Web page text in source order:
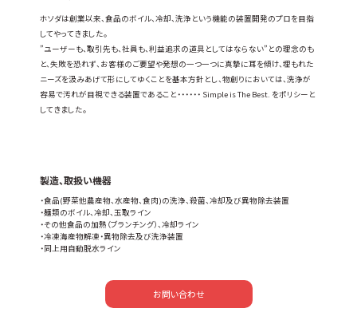
ホソダは創業以来、食品のボイル、冷却、洗浄という機能の装置開発のプロを目指
してやってきました。
”ユーザーも、取引先も、社員も、利益追求の道具としてはならない”との理念のも
と、失敗を恐れず、お客様のご要望や発想の一つ一つに真摯に耳を傾け、埋もれた
ニーズを汲みあげて形にしてゆくことを基本方針とし、物創りにおいては、洗浄が
容易で汚れが目視できる装置であること・・・・・・ Simple is The Best. をポリシーと
してきました。
製造、取扱い機器
・食品(野菜他農産物、水産物、食肉)の洗浄、殺菌、冷却及び異物除去装置
・麺類のボイル、冷却、玉取ライン
・その他食品の加熱（ブランチング）、冷却ライン
・冷凍海産物解凍・異物除去及び洗浄装置
・同上用自動脱水ライン
お問い合わせ